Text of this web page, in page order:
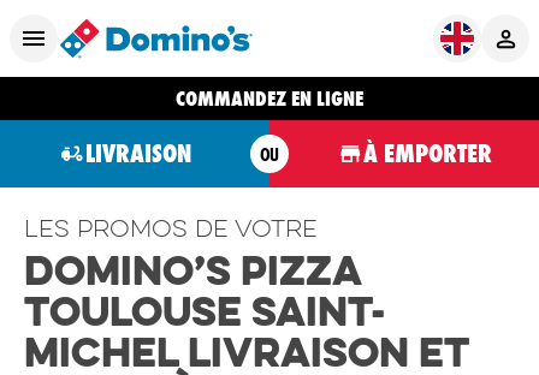
COMMANDEZ EN LIGNE
LIVRAISON OU À EMPORTER
Les promos de votre
Domino’s Pizza
Toulouse Saint-
Michel Livraison et